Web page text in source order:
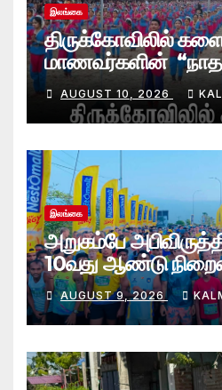
இலங்கை
திருக்கோவிலில் களைகட்டிய 1000
மாணவர்களின் “நாத
போலீஸ் மாஅதிபரும்
AUGUST 10, 2026
இலங்கை
அறுகம்பே
10வது ஆண்டு
அறுகம்பே அரை
இலங்கை சிவராஜன்
AUGUST 9, 2026